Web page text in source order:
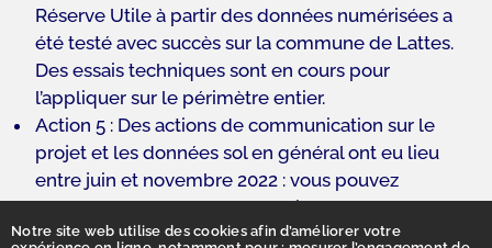
Notre site web utilise des cookies afin d’améliorer votre
Réserve Utile à partir des données numérisées a
été testé avec succès sur la commune de Lattes.
Des essais techniques sont en cours pour
l’appliquer sur le périmètre entier.
Action 5 : Des actions de communication sur le
projet et les données sol en général ont eu lieu
entre juin et novembre 2022 : vous pouvez
retrouver les ressources associées sur la page
réunissantTerraOccitanIAet la page duBD Sols